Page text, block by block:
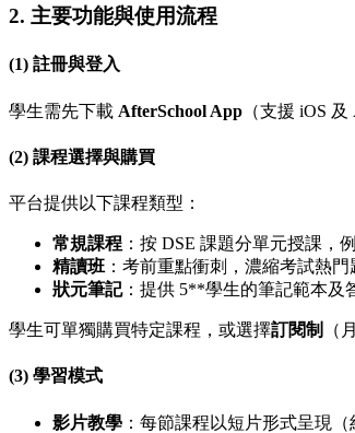
2. 主要功能與使用流程
(1) 註冊與登入
學生需先下載 AfterSchool App （支援 iOS
(2) 課程選擇與購買
平台提供以下課程類型：
常規課程 ：按 DSE 課題分單元授課，
精讀班 ：考前重點衝刺，濃縮考試熱門
狀元筆記：提供 5**學生的筆記範本及
學生可單獨購買特定課程，或選擇訂閱制 （
(3) 學習模式
影片教學 ：每節課程以短片形式呈現（